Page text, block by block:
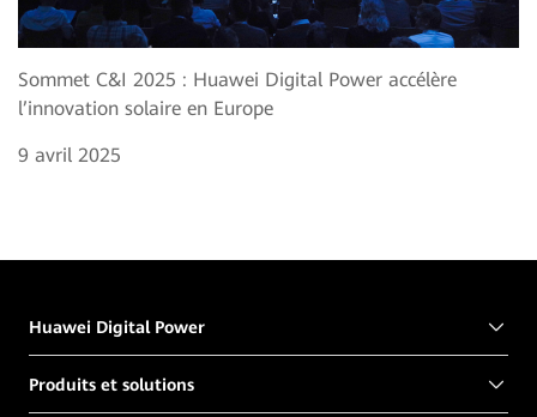
Sommet C&I 2025 : Huawei Digital Power accélère
l’innovation solaire en Europe
9 avril 2025
Huawei Digital Power
Produits et solutions